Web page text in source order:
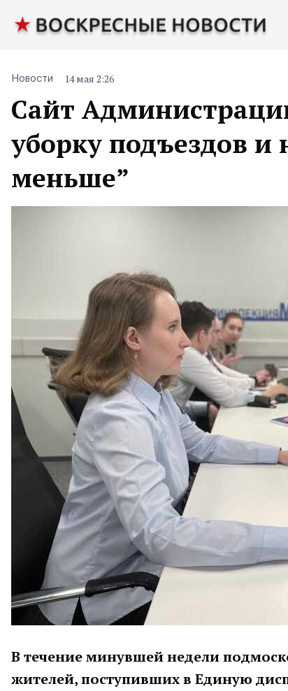
Сайт
уборку подъездов
меньше”
Новости 14 мая 2:26
В течение минувшей недели
жителей, поступивших в Единую